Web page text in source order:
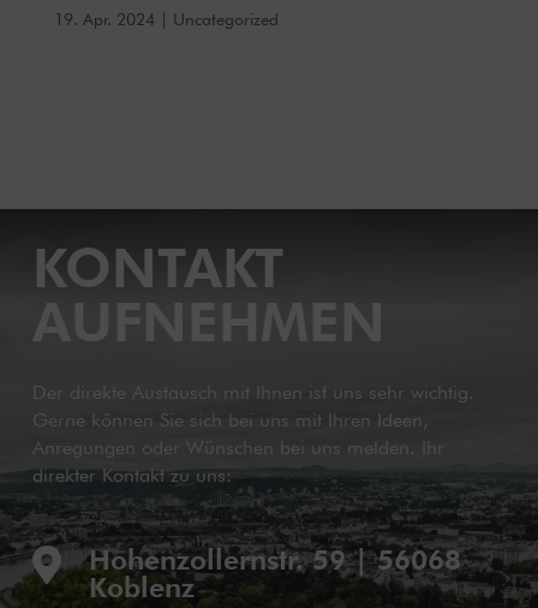
19. Apr. 2024 Uncategorized
KONTAKT
AUFNEHMEN
Der direkte Austausch mit Ihnen ist uns sehr wichtig.
Gerne können Sie sich bei uns mit Ihren Ideen,
Anregungen oder Wünschen bei uns melden. Ihr
direkter Kontakt zu uns:

Hohenzollernstr. 59 | 56068
Koblenz